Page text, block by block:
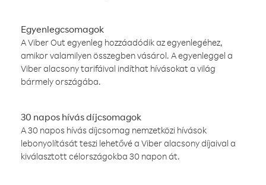
Egyenlegcsomagok
A Viber Out egyenleg hozzáadódik az egyenlegéhez,
amikor valamilyen összegben vásárol. A egyenleggel a
Viber alacsony tarifáival indíthat hívásokat a világ
bármely országába.
30 napos hívás díjcsomagok
A 30 napos hívás díjcsomag nemzetközi hívások
lebonyolítását teszi lehetővé a Viber alacsony díjaival a
kiválasztott célországokba 30 napon át.